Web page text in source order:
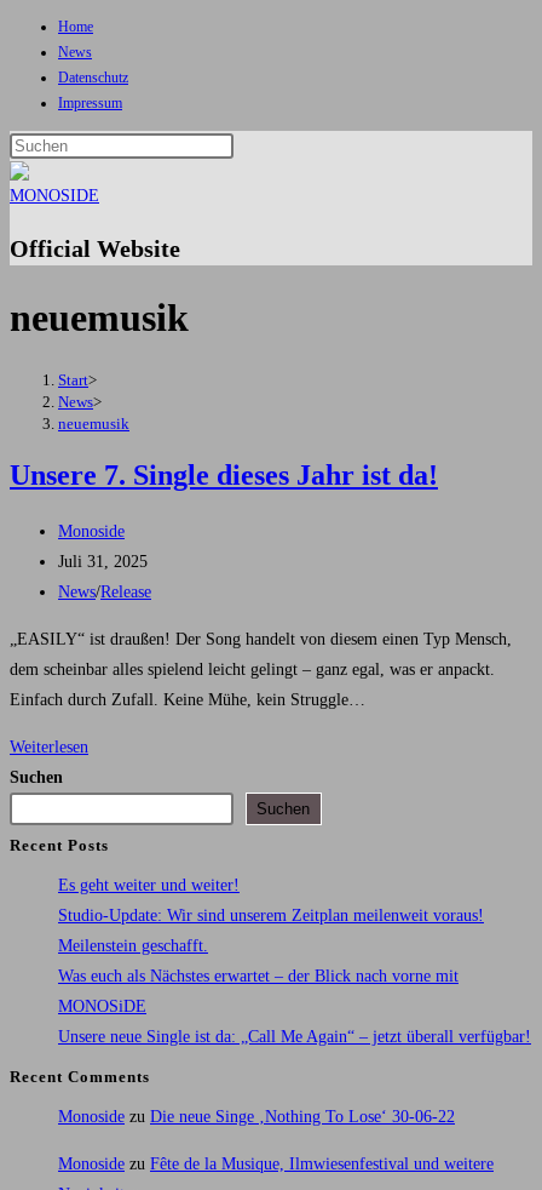
Inhalt
springen
Home
News
Datenschutz
Impressum
the
Official Website
neuemusik
Start>
News>
neuemusik
Unsere 7. Single dieses Jahr ist da!
Beitrags-
Autor:
Monoside
Beitrag
veröffentlicht:
Juli 31, 2025
Beitrags-
News/Release
„EASILY“ ist draußen! Der Song handelt von diesem einen Typ Mensch,
dem scheinbar alles spielend leicht gelingt – ganz egal, was er anpackt.
Einfach durch Zufall. Keine Mühe, kein Struggle…
Weiterlesen
ist
da!
Suchen
Suchen
Recent Posts
Es geht weiter und weiter!
Studio-Update: Wir sind unserem Zeitplan meilenweit voraus!
Meilenstein geschafft.
Was euch als Nächstes erwartet – der Blick nach vorne mit
MONOSiDE
Unsere neue Single ist da: „Call Me Again“ – jetzt überall verfügbar!
Recent Comments
Monoside zu Die neue Singe ‚Nothing To Lose‘ 30-06-22
Monoside zu Fête de la Musique, Ilmwiesenfestival und weitere